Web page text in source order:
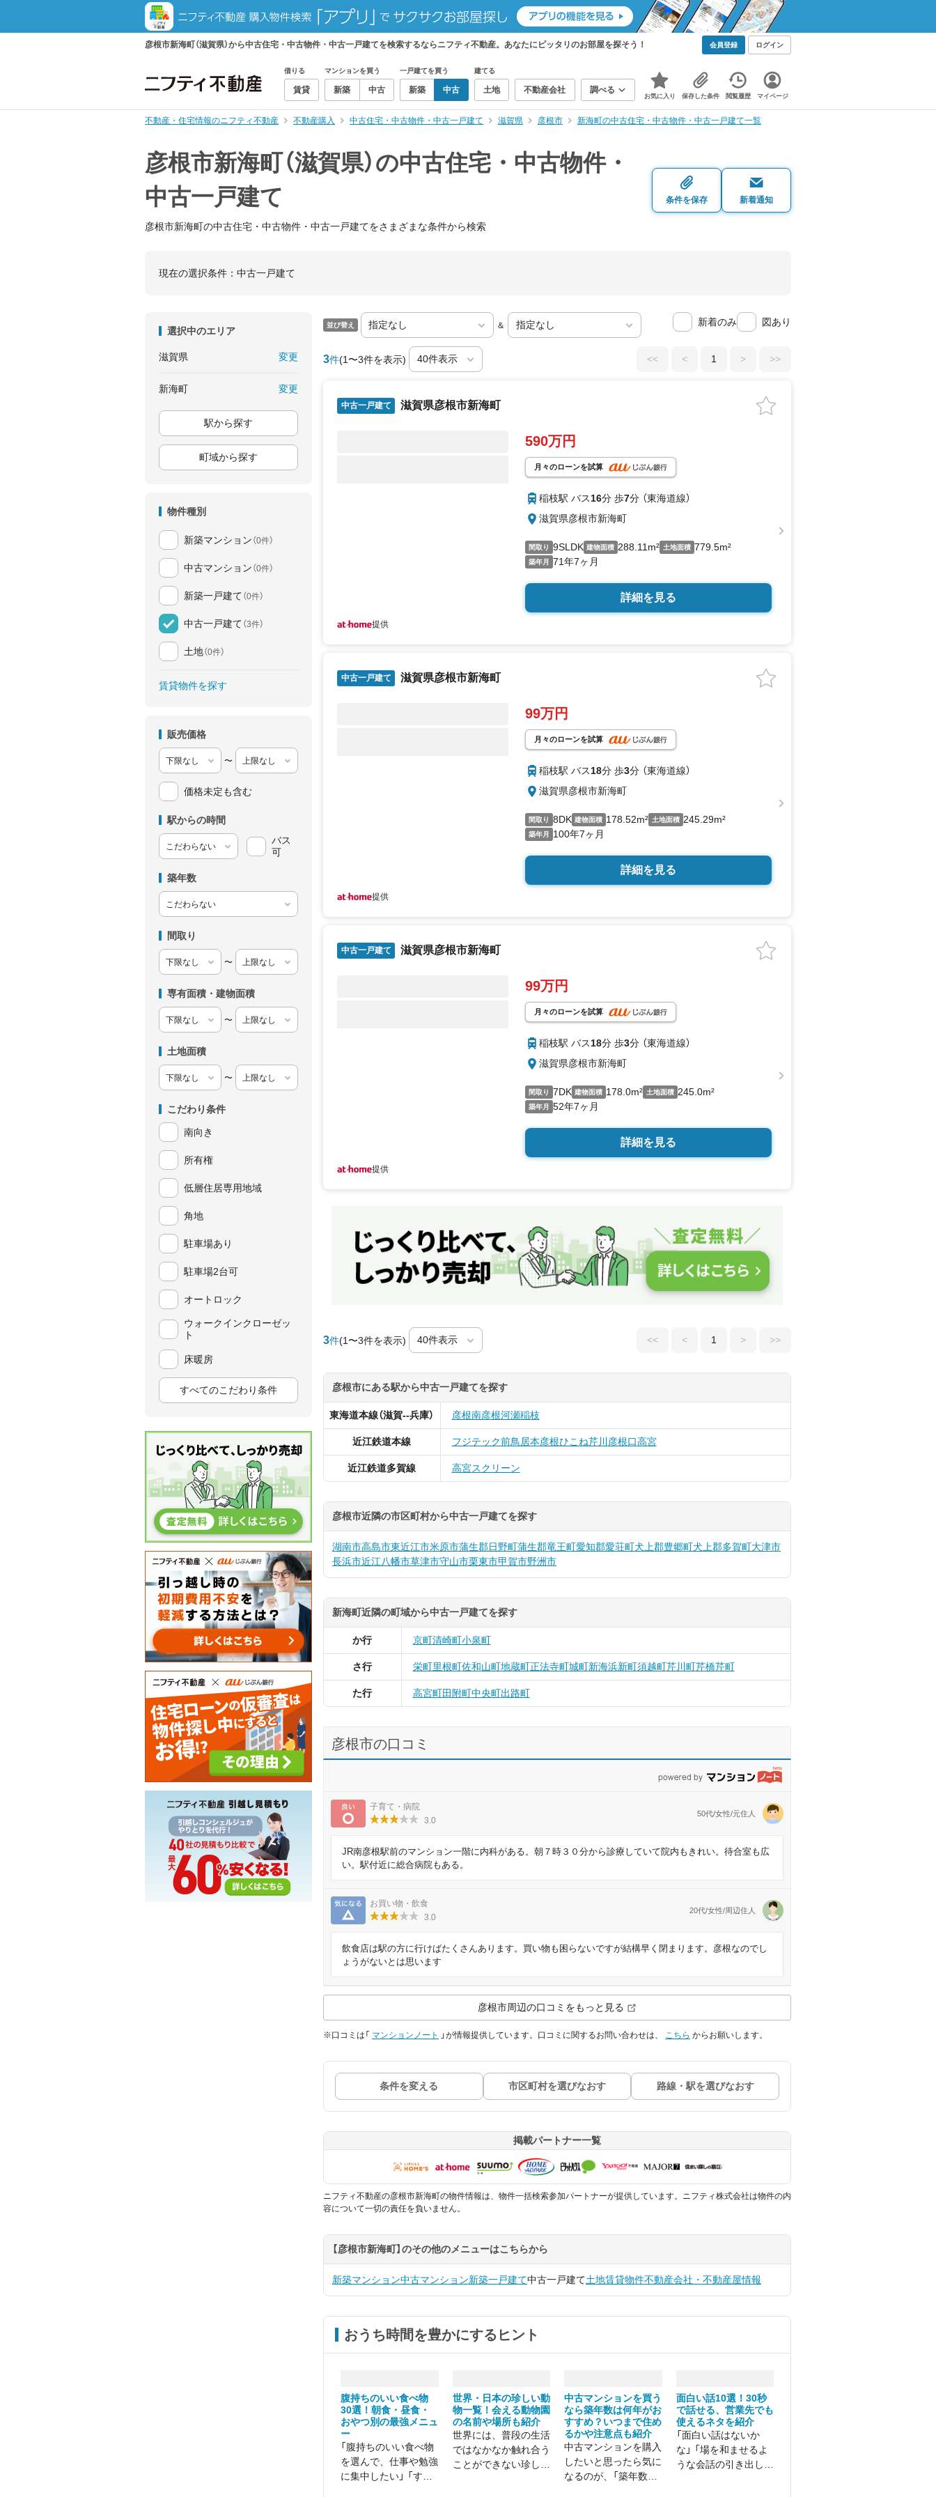
彦根市新海町（滋賀県）から中古住宅・中古物件・中古一戸建てを検索するならニフティ不動産。あなたにピッタリのお部屋を探そう！ 会員登録 ログイン
借りる
賃貸
マンションを買う
新築 中古
一戸建てを買う
新築 中古
建てる
土地 不動産会社 調べる
お気に入り 保存した条件 閲覧履歴 マイページ
不動産・住宅情報のニフティ不動産 不動産購入 中古住宅・中古物件・中古一戸建て 滋賀県 彦根市 新海町の中古住宅・中古物件・中古一戸建て一覧
彦根市新海町（滋賀県）の中古住宅・中古物件・
中古一戸建て
彦根市新海町の中古住宅・中古物件・中古一戸建てをさまざまな条件から検索
条件を保存 新着通知
現在の選択条件： 中古一戸建て
選択中のエリア
滋賀県 変更
新海町 変更
駅から探す
町域から探す
物件種別
新築マンション （0件）
中古マンション （0件）
新築一戸建て （0件）
中古一戸建て （3件）
土地（0件）
賃貸物件を探す
販売価格
〜
価格未定も含む
駅からの時間
バス
可
築年数
間取り
〜
専有面積・建物面積
〜
土地面積
〜
こだわり条件
南向き
所有権
低層住居専用地域
角地
駐車場あり
駐車場2台可
オートロック
ウォークインクローゼッ
ト
床暖房
すべてのこだわり条件
並び替え ＆ 新着のみ 図あり
3件(1〜3件を表示) << < 1 > >>
中古一戸建て 滋賀県彦根市新海町
590万円
月々のローンを試算
稲枝駅 バス16分 歩7分 （東海道線）
滋賀県彦根市新海町
間取り 9SLDK 建物面積 288.11m² 土地面積 779.5m²
築年月 71年7ヶ月
詳細を見る
提供
中古一戸建て 滋賀県彦根市新海町
99万円
月々のローンを試算
稲枝駅 バス18分 歩3分 （東海道線）
滋賀県彦根市新海町
間取り 8DK 建物面積 178.52m² 土地面積 245.29m²
築年月 100年7ヶ月
詳細を見る
提供
中古一戸建て 滋賀県彦根市新海町
99万円
月々のローンを試算
稲枝駅 バス18分 歩3分 （東海道線）
滋賀県彦根市新海町
間取り 7DK 建物面積 178.0m² 土地面積 245.0m²
築年月 52年7ヶ月
詳細を見る
提供
3件(1〜3件を表示) << < 1 > >>
彦根市にある駅から中古一戸建てを探す
東海道本線（滋賀--兵庫） 彦根南彦根河瀬稲枝
近江鉄道本線 フジテック前鳥居本彦根ひこね芹川 彦根口高宮
近江鉄道多賀線 高宮スクリーン
彦根市近隣の市区町村から中古一戸建てを探す
湖南市高島市東近江市米原市蒲生郡日野町蒲生郡竜王町愛知郡愛荘町犬上郡豊郷町犬上郡多賀町大津市
長浜市近江八幡市草津市守山市栗東市甲賀市野洲市
新海町近隣の町域から中古一戸建てを探す
か行 京町清崎町小泉町
さ行 栄町里根町佐和山町地蔵町正法寺町城町新海浜新町須越町芹川町芹橋芹町
た行 高宮町田附町中央町出路町
彦根市の口コミ
良い
子育て・病院
3.0
50代/女性/元住人
JR南彦根駅前のマンション一階に内科がある。朝７時３０分から診療していて院内もきれい。待合室も広
い。駅付近に総合病院もある。
気になる
お買い物・飲食
3.0
20代/女性/周辺住人
飲食店は駅の方に行けばたくさんあります。買い物も困らないですが結構早く閉まります。彦根なのでし
ょうがないとは思います
彦根市周辺の口コミをもっと見る
※口コミは「 マンションノート 」が情報提供しています。口コミに関するお問い合わせは、 こちら からお願いします。
条件を変える 市区町村を選びなおす 路線・駅を選びなおす
掲載パートナー一覧
ニフティ不動産の彦根市新海町の物件情報は、物件一括検索参加パートナーが提供しています。ニフティ株式会社は物件の内
容について一切の責任を負いません。
【彦根市新海町】のその他のメニューはこちらから
新築マンション中古マンション新築一戸建て中古一戸建て土地賃貸物件不動産会社・不動産屋情報
おうち時間を豊かにするヒント
腹持ちのいい食べ物
30選！朝食・昼食・
おやつ別の最強メニュ
ー
「腹持ちのいい食べ物
を選んで、仕事や勉強
に集中したい」 「すぐ
世界・日本の珍しい動
物一覧！会える動物園
の名前や場所も紹介
世界には、普段の生活
ではなかなか触れ合う
ことができない珍しい
中古マンションを買う
なら築年数は何年がお
すすめ？いつまで住め
るかや注意点も紹介
中古マンションを購入
したいと思ったら気に
なるのが、「築年数は
面白い話10選！30秒
で話せる、営業先でも
使えるネタを紹介
「面白い話はないか
な」 「場を和ませるよ
うな会話の引き出しが